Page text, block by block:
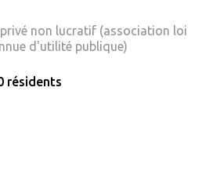
non lucratif (association loi
d'utilité publique)
résidents